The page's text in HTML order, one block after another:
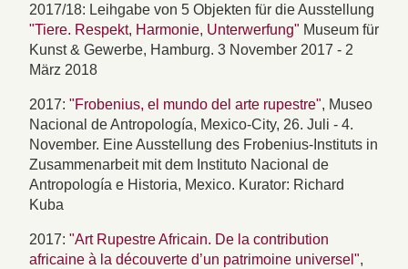
2017/18: Leihgabe von 5 Objekten für die Ausstellung
"Tiere. Respekt, Harmonie, Unterwerfung" Museum für
Kunst & Gewerbe, Hamburg. 3 November 2017 - 2
März 2018
2017: "Frobenius, el mundo del arte rupestre", Museo
Nacional de Antropología, Mexico-City, 26. Juli - 4.
November. Eine Ausstellung des Frobenius-Instituts in
Zusammenarbeit mit dem Instituto Nacional de
Antropología e Historia, Mexico. Kurator: Richard
Kuba
2017: "Art Rupestre Africain. De la contribution
africaine à la découverte d’un patrimoine universel",